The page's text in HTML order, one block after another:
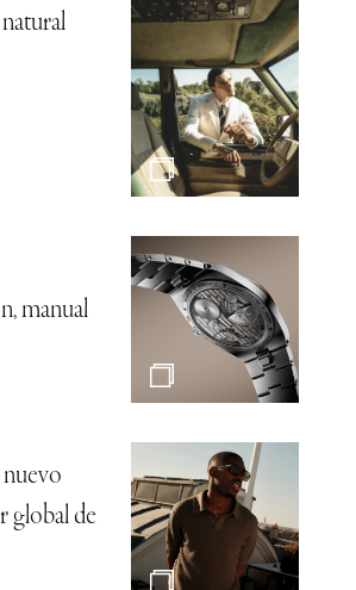
manual
global de